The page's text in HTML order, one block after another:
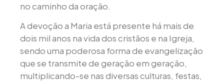
no caminho da oração.
A devoção a Maria está presente há mais de
dois mil anos na vida dos cristãos e na Igreja,
sendo uma poderosa forma de evangelização
que se transmite de geração em geração,
multiplicando-se nas diversas culturas, festas,